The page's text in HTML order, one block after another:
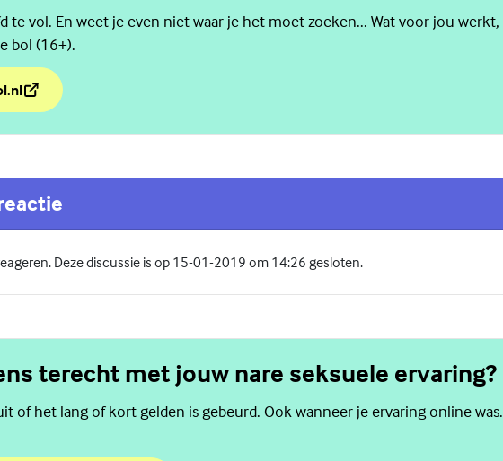
te vol. En weet je even niet waar je het moet zoeken... Wat voor jou werkt,
bol (16+).
vel met 'In je bol'
Deze discussie is op 15-01-2019 om 14:26 gesloten.
terecht met jouw nare seksuele ervaring?
of het lang of kort gelden is gebeurd. Ook wanneer je ervaring online was.